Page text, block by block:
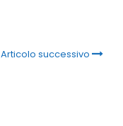
Articolo successivo